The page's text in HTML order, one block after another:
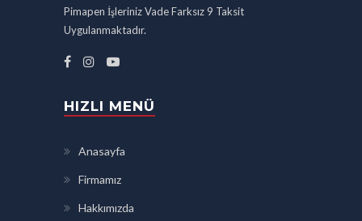
Pimapen İşleriniz Vade Farksız 9 Taksit
Uygulanmaktadır.
HIZLI MENÜ
Anasayfa
Firmamız
Hakkımızda